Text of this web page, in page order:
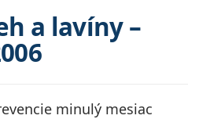
a lavíny –
minulý mesiac